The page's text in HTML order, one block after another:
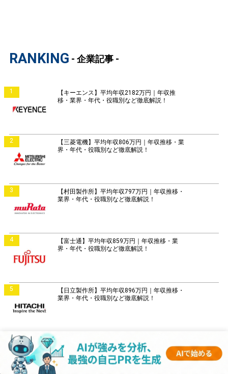
RANKING - 企業記事 -
1
【キーエンス】平均年収2182万円｜年収推
移・業界・年代・役職別など徹底解説！
2
【三菱電機】平均年収806万円｜年収推移・業
界・年代・役職別など徹底解説！
3
【村田製作所】平均年収797万円｜年収推移・
業界・年代・役職別など徹底解説！
4
【富士通】平均年収859万円｜年収推移・業
界・年代・役職別など徹底解説！
5
【日立製作所】平均年収896万円｜年収推移・
業界・年代・役職別など徹底解説！